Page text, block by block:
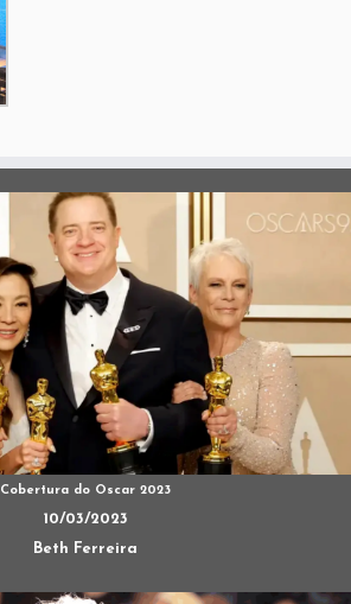
Cobertura do Oscar 2023
10/03/2023
Beth Ferreira